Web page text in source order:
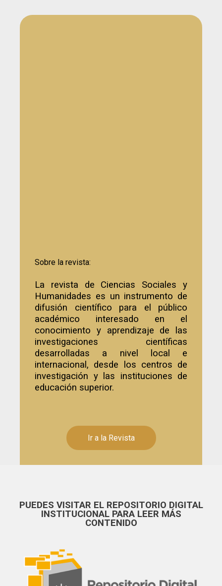
Sobre la revista:
La revista de Ciencias Sociales y
Humanidades es un instrumento de
difusión científico para el público
académico interesado en el
conocimiento y aprendizaje de las
investigaciones científicas
desarrolladas a nivel local e
internacional, desde los centros de
investigación y las instituciones de
educación superior.
Ir a la Revista
PUEDES VISITAR EL REPOSITORIO DIGITAL
INSTITUCIONAL PARA LEER MÁS
CONTENIDO